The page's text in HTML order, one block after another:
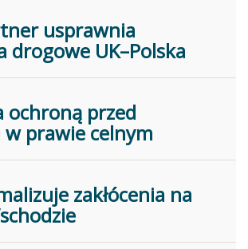
usprawnia
drogowe UK–Polska
ochroną przed
prawie celnym
zakłócenia na